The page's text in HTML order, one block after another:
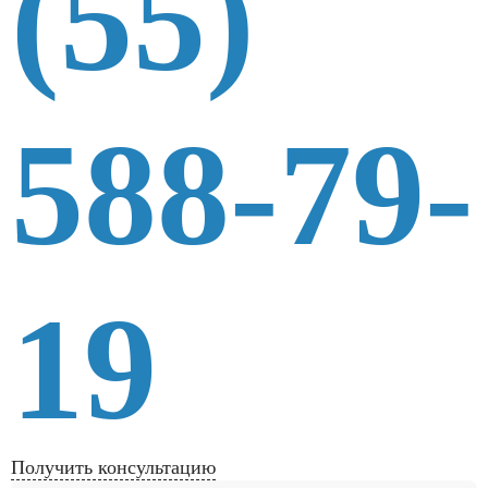
588-79-
19
Получить консультацию